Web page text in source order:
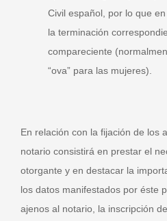
Civil español, por lo que
la terminación
compareciente
“ova” para las mujeres).
En relación con la fijación de los
notario consistirá en prestar el
otorgante y en destacar la
los datos manifestados por éste
ajenos al notario, la inscripción